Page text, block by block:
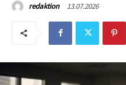
redaktion 13.07.2026